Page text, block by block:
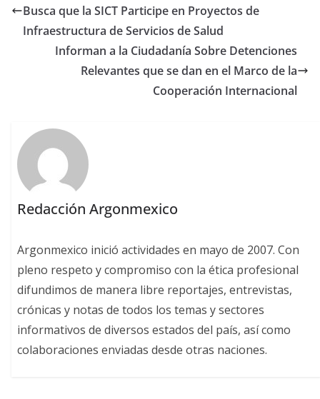
Busca que la SICT Participe en Proyectos de
Infraestructura de Servicios de Salud
Informan a la Ciudadanía Sobre Detenciones
Relevantes que se dan en el Marco de la
Cooperación Internacional
Redacción Argonmexico
Argonmexico inició actividades en mayo de 2007. Con
pleno respeto y compromiso con la ética profesional
difundimos de manera libre reportajes, entrevistas,
crónicas y notas de todos los temas y sectores
informativos de diversos estados del país, así como
colaboraciones enviadas desde otras naciones.